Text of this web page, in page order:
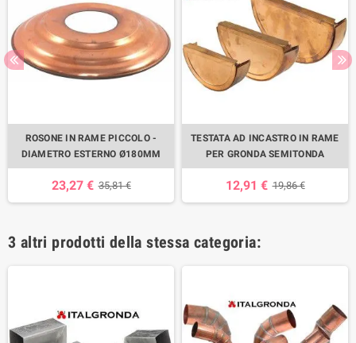
ROSONE IN RAME PICCOLO -
DIAMETRO ESTERNO Ø180MM
23,27 € 35,81 €
TESTATA AD INCASTRO IN RAME
PER GRONDA SEMITONDA
12,91 € 19,86 €
3 altri prodotti della stessa categoria: